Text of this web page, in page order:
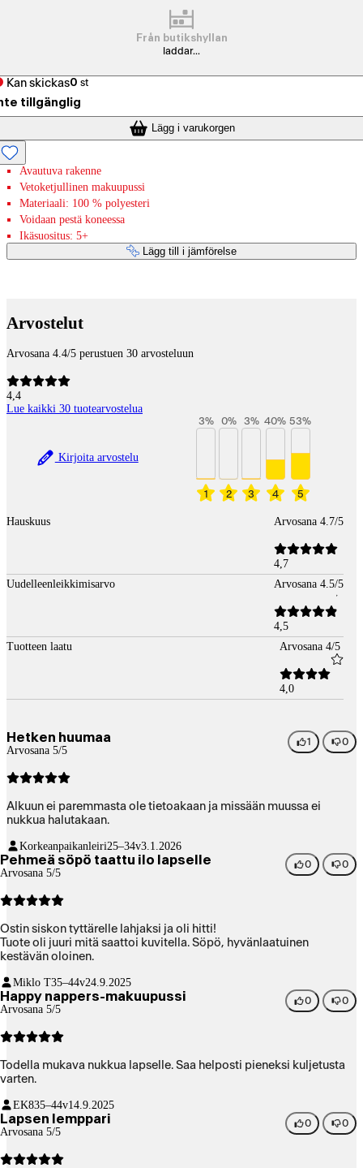
Från butikshyllan
laddar...
Kan skickas0 st
tillgänglig
Lägg i varukorgen
Avautuva rakenne
Vetoketjullinen makuupussi
Materiaali: 100 % polyesteri
Voidaan pestä koneessa
Ikäsuositus: 5+
Lägg till i jämförelse
Arvostelut
Arvosana 4.4/5 perustuen 30 arvosteluun
4,4
Lue kaikki 30 tuotearvostelua
Kirjoita arvostelu
1
3%
2
0%
3
3%
4
40%
5
53%
Hauskuus Arvosana 4.7/5
4,7
Uudelleenleikkimisarvo
Arvosana 4.5/5
4,5
Tuotteen laatu
Arvosana 4/5
4,0
Hetken huumaa
Arvosana 5/5
1 0
Alkuun ei paremmasta ole tietoakaan ja missään muussa ei
nukkua halutakaan.
Korkeanpaikanleiri25–34v3.1.2026
Pehmeä söpö taattu ilo lapselle
Arvosana 5/5
0 0
Ostin siskon tyttärelle lahjaksi ja oli hitti!
Tuote oli juuri mitä saattoi kuvitella. Söpö, hyvänlaatuinen
kestävän oloinen.
Miklo T35–44v24.9.2025
Happy nappers-makuupussi
Arvosana 5/5
0 0
Todella mukava nukkua lapselle. Saa helposti pieneksi kuljetusta
varten.
EK835–44v14.9.2025
Lapsen lemppari
Arvosana 5/5
0 0